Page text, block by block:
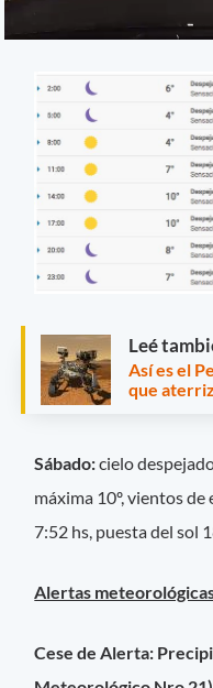
Leé
Así es el
que
Sábado:cielo
máxima 10º, vientos
7:52 hs, puesta del sol
Alertas
Cese de Alerta: